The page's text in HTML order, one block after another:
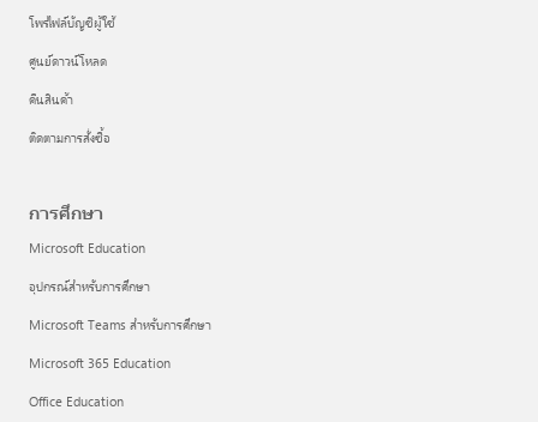
โพรไฟล์บัญชีผู้ใช้
ศูนย์ดาวน์โหลด
คืนสินค้า
ติดตามการสั่งซื้อ
การศึกษา
Microsoft Education
อุปกรณ์สำหรับการศึกษา
Microsoft Teams สำหรับการศึกษา
Microsoft 365 Education
Office Education